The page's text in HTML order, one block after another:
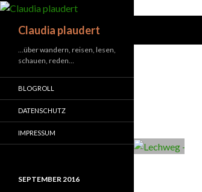
Claudia plaudert
…über wandern, reisen, lesen,
schauen, reden…
BLOGROLL
DATENSCHUTZ
IMPRESSUM
SEPTEMBER 2016